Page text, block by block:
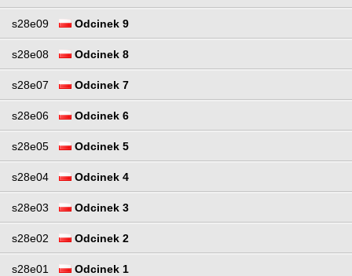
s28e09 Odcinek 9
s28e08 Odcinek 8
s28e07 Odcinek 7
s28e06 Odcinek 6
s28e05 Odcinek 5
s28e04 Odcinek 4
s28e03 Odcinek 3
s28e02 Odcinek 2
s28e01 Odcinek 1